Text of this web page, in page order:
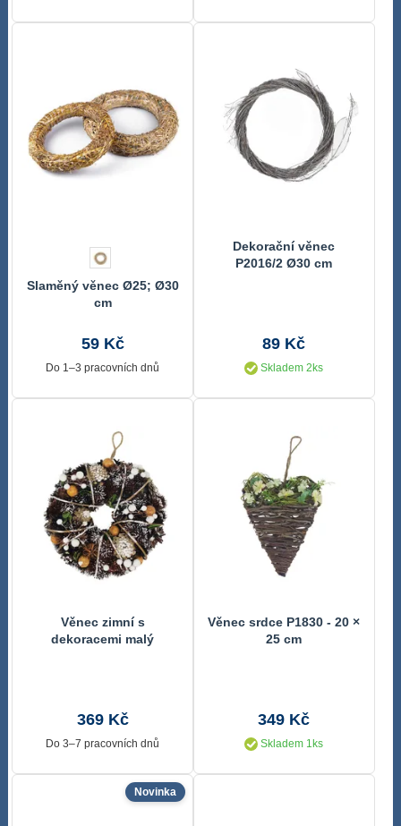
Slaměný věnec Ø25; Ø30
cm
59 Kč
Do 1–3 pracovních dnů
Dekorační věnec
P2016/2 Ø30 cm
89 Kč
Skladem 2ks
Věnec zimní s
dekoracemi malý
369 Kč
Do 3–7 pracovních dnů
Věnec srdce P1830 - 20 ×
25 cm
349 Kč
Skladem 1ks
Novinka